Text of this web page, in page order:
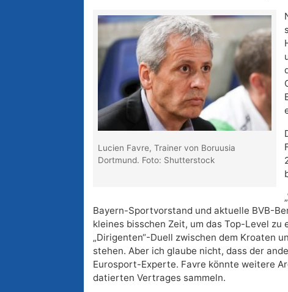
Lucien Favre, Trainer von Boruusia
Dortmund. Foto: Shutterstock
Bayern-Sportvorstand und aktuelle BVB-
kleines bisschen Zeit, um das Top-Level zu
„Dirigenten“-Duell zwischen dem Kroaten
stehen. Aber ich glaube nicht, dass der
Eurosport-Experte. Favre könnte weitere
datierten Vertrages sammeln.